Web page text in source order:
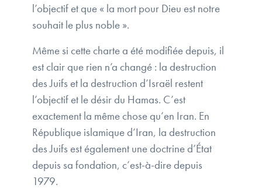
l’objectif et que « la mort pour Dieu est notre
souhait le plus noble ».
Même si cette charte a été modifiée depuis, il
est clair que rien n’a changé : la destruction
des Juifs et la destruction d’Israël restent
l’objectif et le désir du Hamas. C’est
exactement la même chose qu’en Iran. En
République islamique d’Iran, la destruction
des Juifs est également une doctrine d’État
depuis sa fondation, c’est-à-dire depuis
1979.